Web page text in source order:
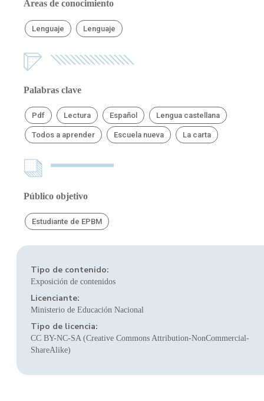
Áreas de conocimiento
Lenguaje Lenguaje
Palabras clave
Pdf Lectura Español Lengua castellana
Todos a aprender Escuela nueva La carta
Público objetivo
Estudiante de EPBM
Tipo de contenido:
Exposición de contenidos
Licenciante:
Ministerio de Educación Nacional
Tipo de licencia:
CC BY-NC-SA (Creative Commons Attribution-NonCommercial-
ShareAlike)